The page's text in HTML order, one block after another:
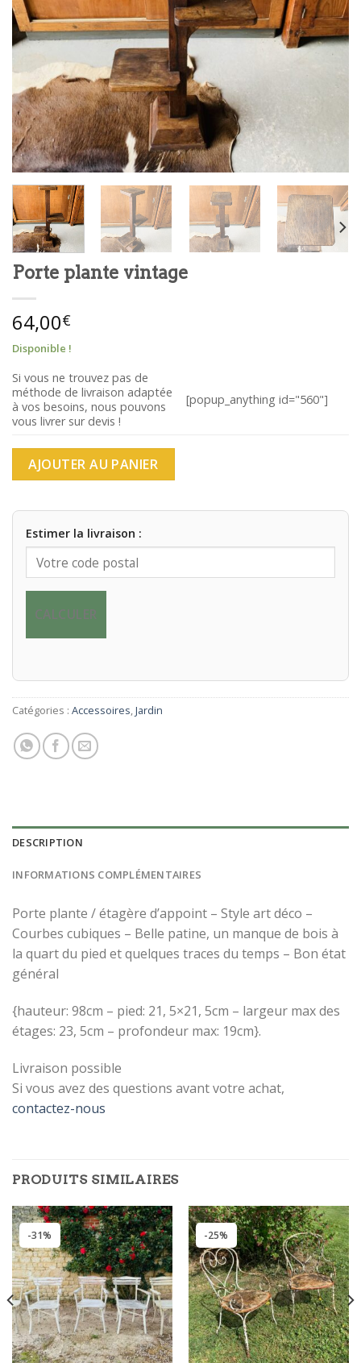
INSCRIVEZ-VOUS
Inscrivez-vous à la newsletter pour
[sibwp_form id=1]
Porte plante vintage
64,00€
Disponible !
Si vous ne trouvez pas de
méthode de livraison adaptée
à vos besoins, nous pouvons
vous livrer sur devis !
[popup_anything id="560"]
AJOUTER AU PANIER
Estimer la livraison :
CALCULER
Catégories : Accessoires,Jardin
DESCRIPTION
INFORMATIONS COMPLÉMENTAIRES
Porte plante / étagère d’appoint – Style art déco –
Courbes cubiques – Belle patine, un manque de bois à
la quart du pied et quelques traces du temps – Bon état
général
{hauteur: 98cm – pied: 21, 5×21, 5cm – largeur max des
étages: 23, 5cm – profondeur max: 19cm}.
Livraison possible
Si vous avez des questions avant votre achat,
contactez-nous
PRODUITS SIMILAIRES
-31% -25%